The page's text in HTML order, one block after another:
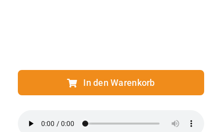
In den Warenkorb